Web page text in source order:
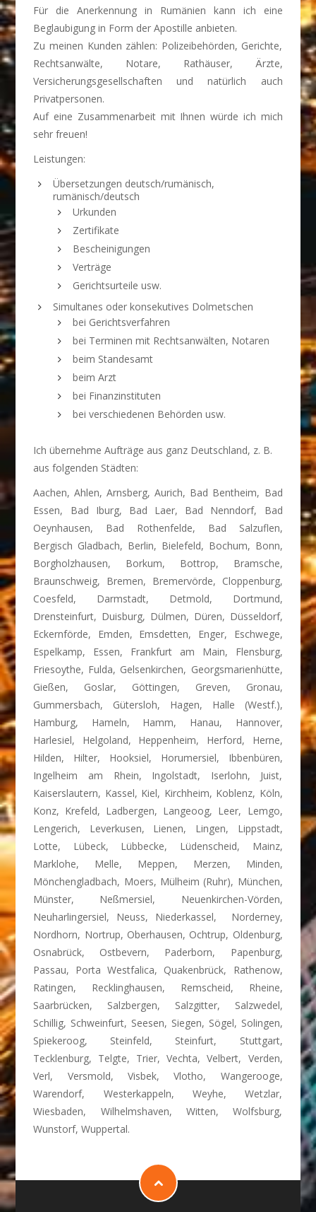
Für die Anerkennung in Rumänien kann ich eine
Beglaubigung in Form der Apostille anbieten.
Zu meinen Kunden zählen: Polizeibehörden, Gerichte,
Rechtsanwälte, Notare, Rathäuser, Ärzte,
Versicherungsgesellschaften und natürlich auch
Privatpersonen.
Auf eine Zusammenarbeit mit Ihnen würde ich mich
sehr freuen!
Leistungen:
Übersetzungen deutsch/rumänisch,
rumänisch/deutsch
Urkunden
Zertifikate
Bescheinigungen
Verträge
Gerichtsurteile usw.
Simultanes oder konsekutives Dolmetschen
bei Gerichtsverfahren
bei Terminen mit Rechtsanwälten, Notaren
beim Standesamt
beim Arzt
bei Finanzinstituten
bei verschiedenen Behörden usw.
Ich übernehme Aufträge aus ganz Deutschland, z. B.
aus folgenden Städten:
Aachen, Ahlen, Arnsberg, Aurich, Bad Bentheim, Bad
Essen, Bad Iburg, Bad Laer, Bad Nenndorf, Bad
Oeynhausen, Bad Rothenfelde, Bad Salzuflen,
Bergisch Gladbach, Berlin, Bielefeld, Bochum, Bonn,
Borgholzhausen, Borkum, Bottrop, Bramsche,
Braunschweig, Bremen, Bremervörde, Cloppenburg,
Coesfeld, Darmstadt, Detmold, Dortmund,
Drensteinfurt, Duisburg, Dülmen, Düren, Düsseldorf,
Eckernförde, Emden, Emsdetten, Enger, Eschwege,
Espelkamp, Essen, Frankfurt am Main, Flensburg,
Friesoythe, Fulda, Gelsenkirchen, Georgsmarienhütte,
Gießen, Goslar, Göttingen, Greven, Gronau,
Gummersbach, Gütersloh, Hagen, Halle (Westf.),
Hamburg, Hameln, Hamm, Hanau, Hannover,
Harlesiel, Helgoland, Heppenheim, Herford, Herne,
Hilden, Hilter, Hooksiel, Horumersiel, Ibbenbüren,
Ingelheim am Rhein, Ingolstadt, Iserlohn, Juist,
Kaiserslautern, Kassel, Kiel, Kirchheim, Koblenz, Köln,
Konz, Krefeld, Ladbergen, Langeoog, Leer, Lemgo,
Lengerich, Leverkusen, Lienen, Lingen, Lippstadt,
Lotte, Lübeck, Lübbecke, Lüdenscheid, Mainz,
Marklohe, Melle, Meppen, Merzen, Minden,
Mönchengladbach, Moers, Mülheim (Ruhr), München,
Münster, Neßmersiel, Neuenkirchen-Vörden,
Neuharlingersiel, Neuss, Niederkassel, Norderney,
Nordhorn, Nortrup, Oberhausen, Ochtrup, Oldenburg,
Osnabrück, Ostbevern, Paderborn, Papenburg,
Passau, Porta Westfalica, Quakenbrück, Rathenow,
Ratingen, Recklinghausen, Remscheid, Rheine,
Saarbrücken, Salzbergen, Salzgitter, Salzwedel,
Schillig, Schweinfurt, Seesen, Siegen, Sögel, Solingen,
Spiekeroog, Steinfeld, Steinfurt, Stuttgart,
Tecklenburg, Telgte, Trier, Vechta, Velbert, Verden,
Verl, Versmold, Visbek, Vlotho, Wangerooge,
Warendorf, Westerkappeln, Weyhe, Wetzlar,
Wiesbaden, Wilhelmshaven, Witten, Wolfsburg,
Wunstorf, Wuppertal.